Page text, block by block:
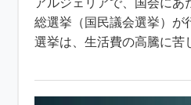
アルジェリアで、国会に
総選挙（国民議会選挙）が
選挙は、生活費の高騰に